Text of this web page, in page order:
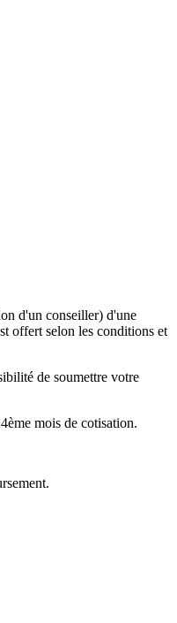
d'un conseiller) d'une
offert selon les conditions et
de soumettre votre
mois de cotisation.